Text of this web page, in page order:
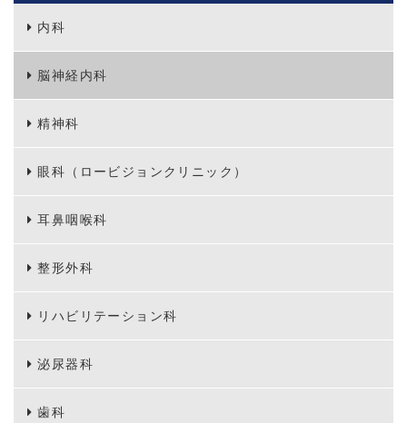
内科
脳神経内科
精神科
眼科（ロービジョンクリニック）
耳鼻咽喉科
整形外科
リハビリテーション科
泌尿器科
歯科